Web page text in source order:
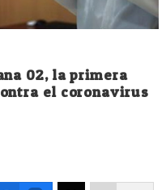
02, la primera
el coronavirus